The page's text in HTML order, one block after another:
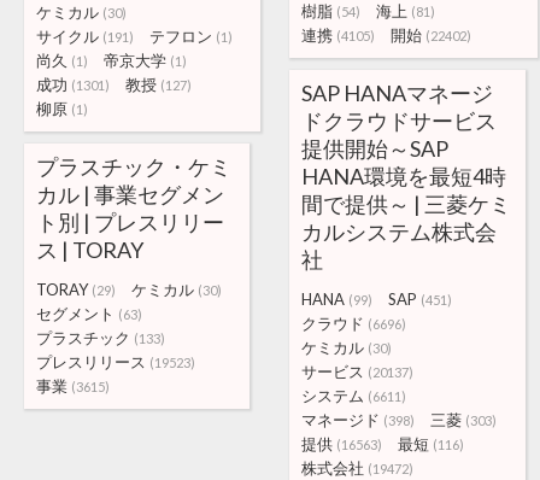
樹脂 (54) 海上 (81)
連携 (4105) 開始 (22402)
ケミカル (30)
サイクル (191) テフロン (1)
尚久 (1) 帝京大学 (1)
成功 (1301) 教授 (127)
柳原 (1)
SAP HANAマネージ
ドクラウドサービス
提供開始～SAP
HANA環境を最短4時
間で提供～ | 三菱ケミ
カルシステム株式会
社
HANA (99) SAP (451)
クラウド (6696)
ケミカル (30)
サービス (20137)
システム (6611)
マネージド (398) 三菱 (303)
提供 (16563) 最短 (116)
株式会社 (19472)
プラスチック・ケミ
カル | 事業セグメン
ト別 | プレスリリー
ス | TORAY
TORAY (29) ケミカル (30)
セグメント (63)
プラスチック (133)
プレスリリース (19523)
事業 (3615)